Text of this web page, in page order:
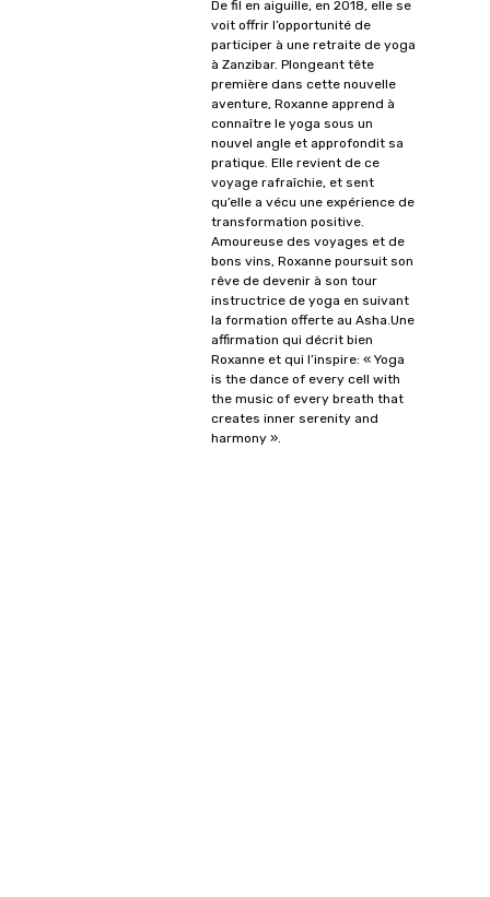
De fil en aiguille, en 2018, elle se
voit offrir l’opportunité de
participer à une retraite de yoga
à Zanzibar. Plongeant tête
première dans cette nouvelle
aventure, Roxanne apprend à
connaître le yoga sous un
nouvel angle et approfondit sa
pratique. Elle revient de ce
voyage rafraîchie, et sent
qu’elle a vécu une expérience de
transformation positive.
Amoureuse des voyages et de
bons vins, Roxanne poursuit son
rêve de devenir à son tour
instructrice de yoga en suivant
la formation offerte au Asha.Une
affirmation qui décrit bien
Roxanne et qui l’inspire: « Yoga
is the dance of every cell with
the music of every breath that
creates inner serenity and
harmony ».